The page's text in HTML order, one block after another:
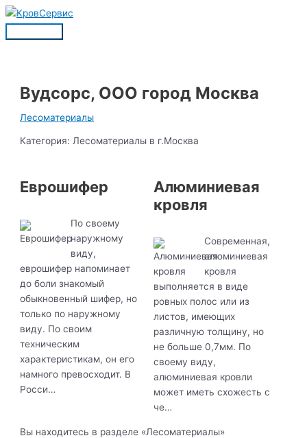
Перейти
к
содержимому
Главное
Вудсорс, ООО город Москва
Лесоматериалы
Категория: Лесоматериалы в г.Москва
Еврошифер
По своему
наружному
виду,
еврошифер напоминает
до боли знакомый
обыкновенный шифер, но
только по наружному
виду. По своим
техническим
характеристикам, он его
намного превосходит. В
Росси…
Алюминиевая
кровля
Современная,
алюминиевая
кровля
выполняется в виде
ровных полос или из
листов, имеющих
различную толщину, но
не больше 0,7мм. По
своему виду,
алюминиевая кровли
может иметь схожесть с
че…
Вы находитесь в разделе «Лесоматериалы»